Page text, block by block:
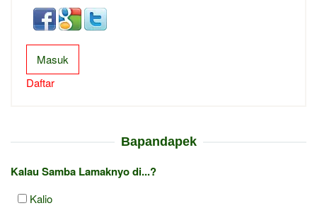
Masuk
Daftar
Bapandapek
Kalau Samba Lamaknyo di...?
Kalio